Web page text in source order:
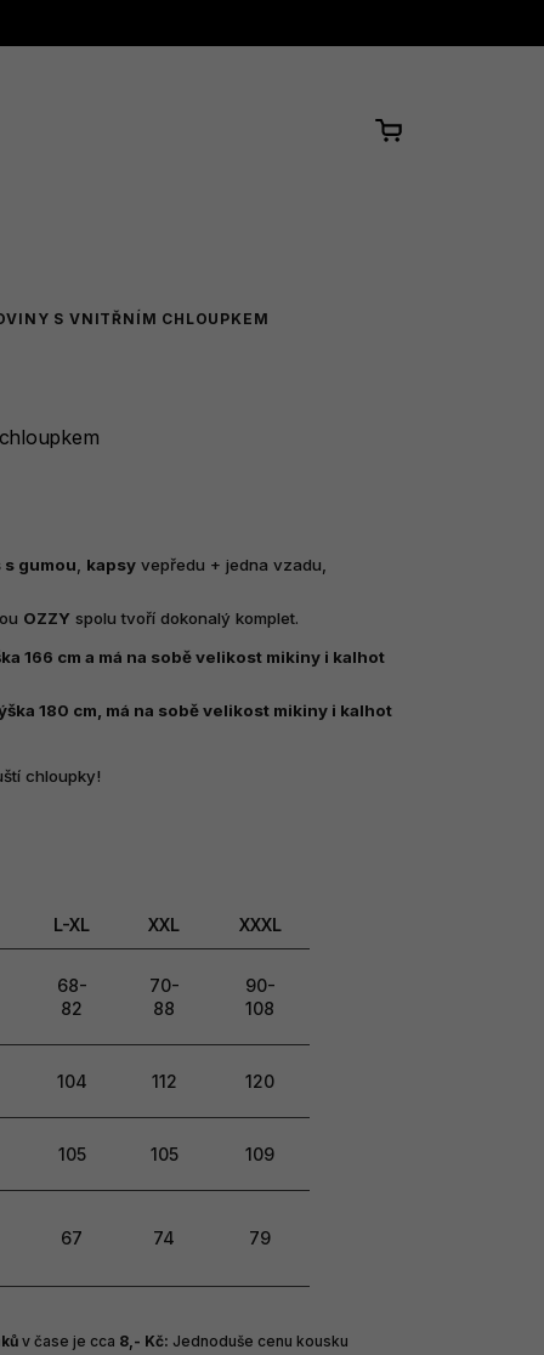
S VNITŘNÍM CHLOUPKEM
s gumou, kapsy vepředu + jedna vzadu,
OZZY spolu tvoří dokonalý komplet.
166 cm a má na sobě velikost mikiny i kalhot
180 cm, má na sobě velikost mikiny i kalhot
chloupky!
L-XL XXL XXXL
68-
82
70-
88
90-
108
104 112 120
105 105 109
67 74 79
v čase je cca 8,- Kč: Jednoduše cenu kousku